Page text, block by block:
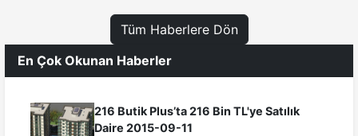
Tüm Haberlere Dön
En Çok Okunan Haberler
216 Butik Plus’ta 216 Bin TL'ye Satılık
Daire 2015-09-11